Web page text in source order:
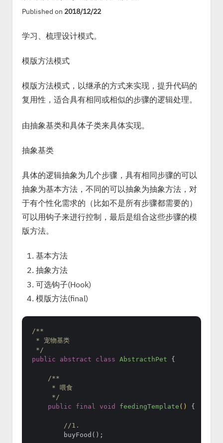
Published on 2018/12/22
学习、梳理设计模式。
模版方法模式
模版方法模式，以继承的方式来实现，提升代码的
复用性，适合具有相同或相似的步骤的逻辑处理。
由抽象基类和具体子类来具体实现。
抽象基类
具体的逻辑抽象为几个步骤，具有相同步骤的可以
抽象为基本方法，不同的可以抽象为抽象方法，对
于有个性化需求的（比如不是所有步骤都需要的）
可以用钩子来进行控制，最后是组合这些步骤的模
版方法。
基本方法
抽象方法
可选钩子(Hook)
模版方法(final)
/**
* 宠物基类
*/
public
abstract class AbstracthPet {
/**
     * 喂食
     */
public
final void feedingTemplate () {
//1.
        buyFood();